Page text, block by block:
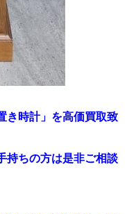
き時計」を高価買取致
持ちの方は是非ご相談